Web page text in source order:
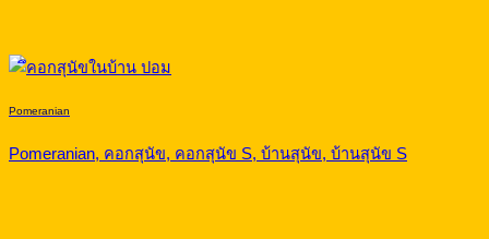
Pomeranian
Pomeranian, คอกสุนัข, คอกสุนัข S, บ้านสุนัข, บ้านสุนัข S